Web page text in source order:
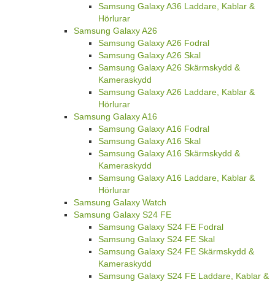
Samsung Galaxy A36 Laddare, Kablar &
Hörlurar
Samsung Galaxy A26
Samsung Galaxy A26 Fodral
Samsung Galaxy A26 Skal
Samsung Galaxy A26 Skärmskydd &
Kameraskydd
Samsung Galaxy A26 Laddare, Kablar &
Hörlurar
Samsung Galaxy A16
Samsung Galaxy A16 Fodral
Samsung Galaxy A16 Skal
Samsung Galaxy A16 Skärmskydd &
Kameraskydd
Samsung Galaxy A16 Laddare, Kablar &
Hörlurar
Samsung Galaxy Watch
Samsung Galaxy S24 FE
Samsung Galaxy S24 FE Fodral
Samsung Galaxy S24 FE Skal
Samsung Galaxy S24 FE Skärmskydd &
Kameraskydd
Samsung Galaxy S24 FE Laddare, Kablar &